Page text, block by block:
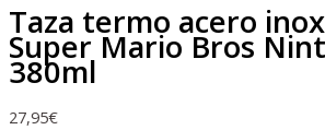
Taza termo acero
Super Mario Bros
380ml
27,95€